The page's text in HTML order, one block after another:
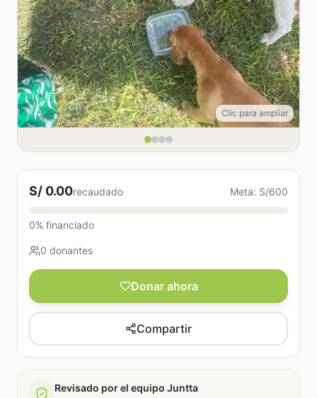
Clic para ampliar
S/ 0.00recaudado Meta: S/600
0% financiado
0 donantes
Donar ahora
Compartir
Revisado por el equipo Juntta